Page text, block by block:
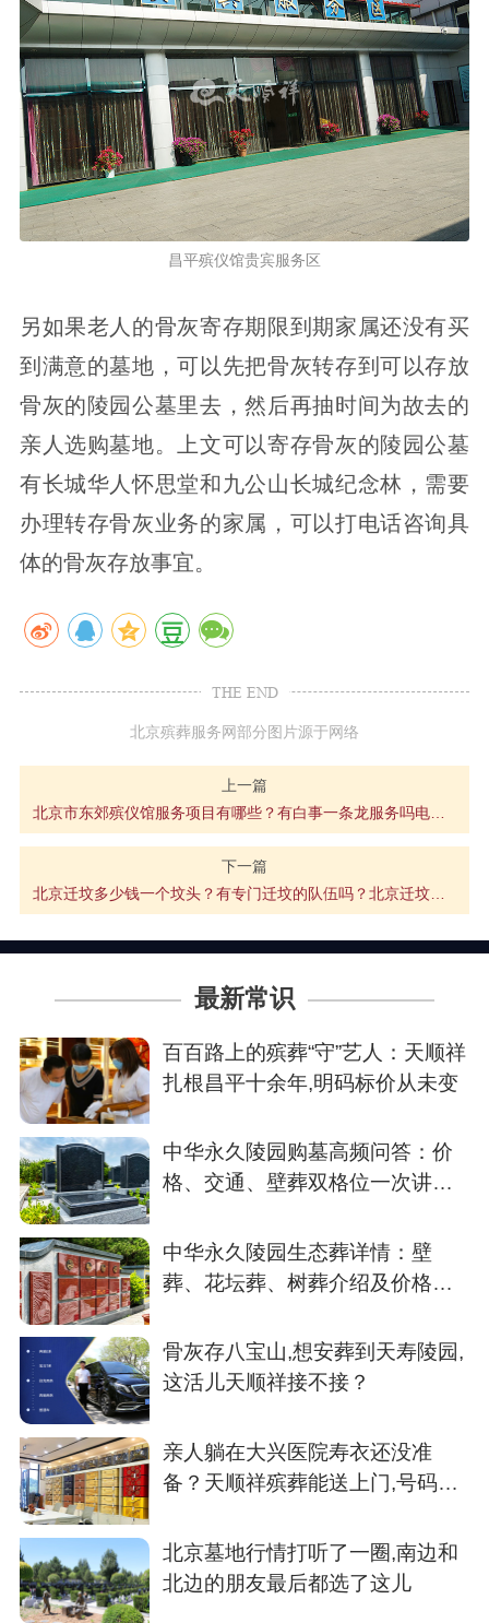
昌平殡仪馆贵宾服务区
另如果老人的骨灰寄存期限到期家属还没有买
到满意的墓地，可以先把骨灰转存到可以存放
骨灰的陵园公墓里去，然后再抽时间为故去的
亲人选购墓地。上文可以寄存骨灰的陵园公墓
有长城华人怀思堂和九公山长城纪念林，需要
办理转存骨灰业务的家属，可以打电话咨询具
体的骨灰存放事宜。
THE END
北京殡葬服务网部分图片源于网络
上一篇
北京市东郊殡仪馆服务项目有哪些？有白事一条龙服务吗电话多少？
下一篇
北京迁坟多少钱一个坟头？有专门迁坟的队伍吗？北京迁坟服务预约
最新常识
百百路上的殡葬“守”艺人：天顺祥
扎根昌平十余年,明码标价从未变
中华永久陵园购墓高频问答：价
格、交通、壁葬双格位一次讲清
中华永久陵园生态葬详情：壁
葬、花坛葬、树葬介绍及价格参
骨灰存八宝山,想安葬到天寿陵园,
这活儿天顺祥接不接？
亲人躺在大兴医院寿衣还没准
备？天顺祥殡葬能送上门,号码我
北京墓地行情打听了一圈,南边和
北边的朋友最后都选了这儿